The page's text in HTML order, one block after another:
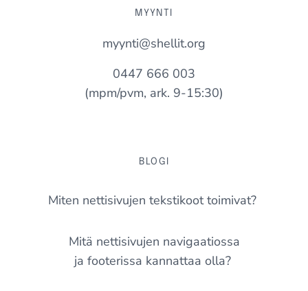
MYYNTI
myynti@shellit.org
0447 666 003
(mpm/pvm, ark. 9-15:30)
BLOGI
Miten nettisivujen tekstikoot toimivat?
Mitä nettisivujen navigaatiossa
ja footerissa kannattaa olla?